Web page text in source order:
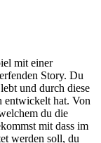
mit einer
Story. Du
und durch diese
entwickelt hat. Von
du die
mit dass im
werden soll, du